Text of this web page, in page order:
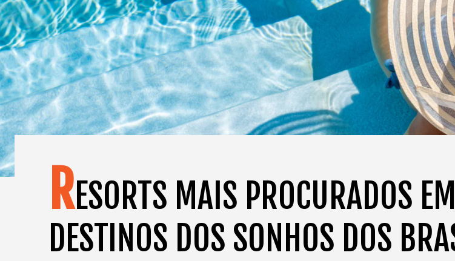
RESORTS MAIS PROCURADOS
DESTINOS DOS SONHOS DOS